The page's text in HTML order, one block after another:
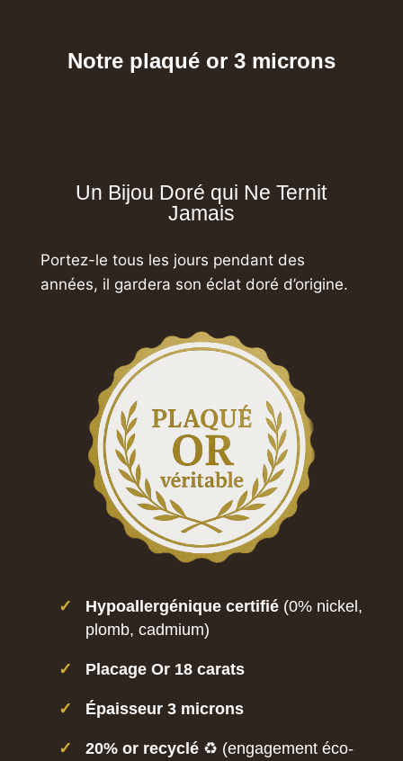
Notre plaqué or 3 microns
Un Bijou Doré qui Ne Ternit
Jamais
Portez-le tous les jours pendant des
années, il gardera son éclat doré d’origine.
✓ Hypoallergénique certifié(0% nickel,
plomb, cadmium)
✓ Placage Or 18 carats
✓ Épaisseur 3 microns
✓ 20% or recyclé♻️ (engagement éco-